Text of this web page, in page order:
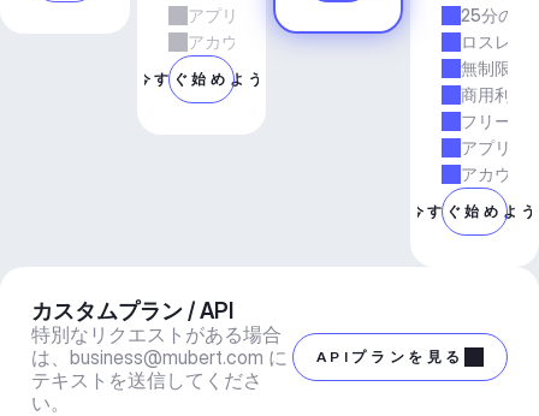
アプリとサービス
アカウントマネージャーのサポート
今すぐ始めよう
25分の所
ロスレス
無制限の
商用利用
フリーラ
アプリと
アカウン
今すぐ始めよう
カスタムプラン / API
特別なリクエストがある場合
は、 business@mubert.com に
テキストを送信してくださ
い。
APIプランを見る